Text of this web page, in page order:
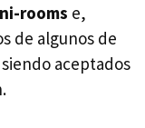
rooms e,
de algunos de
aceptados